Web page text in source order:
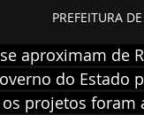
PREFEITURA
aproximam de
do Estado
os projetos